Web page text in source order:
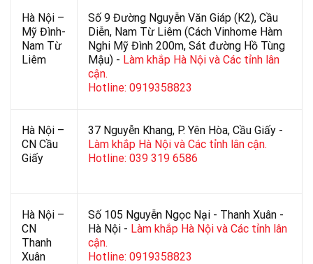
Hà Nội –
Mỹ Đình-
Nam Từ
Liêm
Số 9 Đường Nguyễn Văn Giáp (K2), Cầu
Diễn, Nam Từ Liêm (Cách Vinhome Hàm
Nghi Mỹ Đình 200m, Sát đường Hồ Tùng
Mậu) - Làm khắp Hà Nội và Các tỉnh lân
cận.
Hotline: 0919358823
Hà Nội –
CN Cầu
Giấy
37 Nguyễn Khang, P. Yên Hòa, Cầu Giấy -
Làm khắp Hà Nội và Các tỉnh lân cận.
Hotline: 039 319 6586
Hà Nội –
CN
Thanh
Xuân
Số 105 Nguyễn Ngọc Nại - Thanh Xuân -
Hà Nội - Làm khắp Hà Nội và Các tỉnh lân
cận.
Hotline: 0919358823